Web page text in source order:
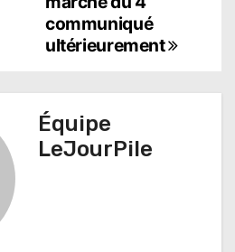
communiqué
ultérieurement
Équipe
LeJourPile